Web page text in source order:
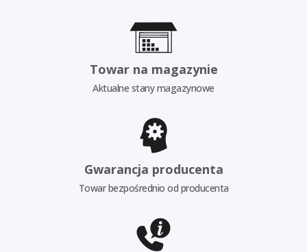
Towar na magazynie
Aktualne stany magazynowe
Gwarancja producenta
Towar bezpośrednio od producenta